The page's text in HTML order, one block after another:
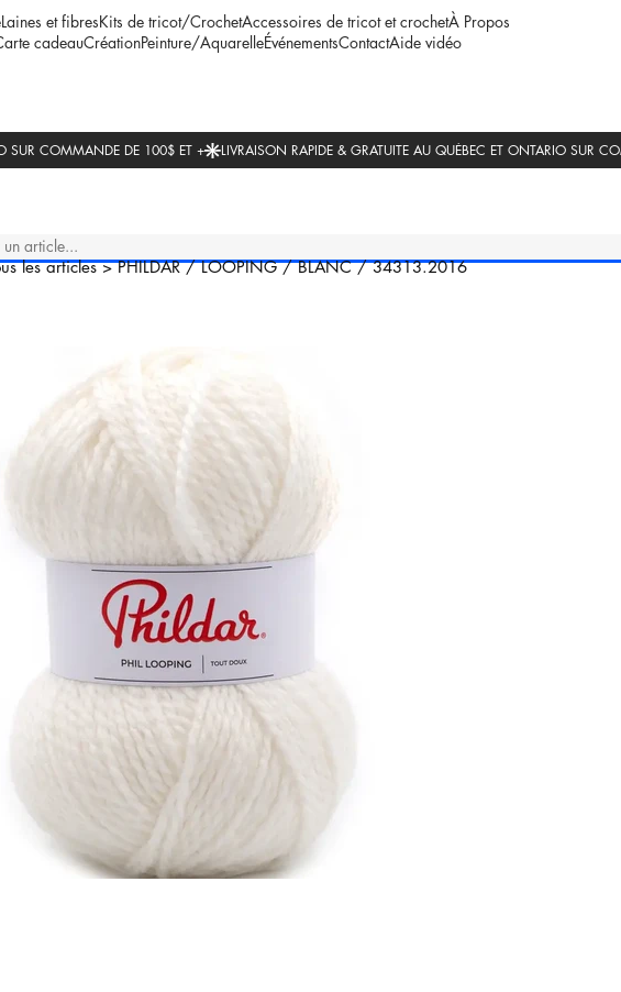
Laines et fibresKits de tricot/CrochetAccessoires de tricot et crochetÀ Propos
cadeauCréationPeinture/AquarelleÉvénementsContactAide vidéo
les articles>PHILDAR / LOOPING / BLANC / 34313.2016